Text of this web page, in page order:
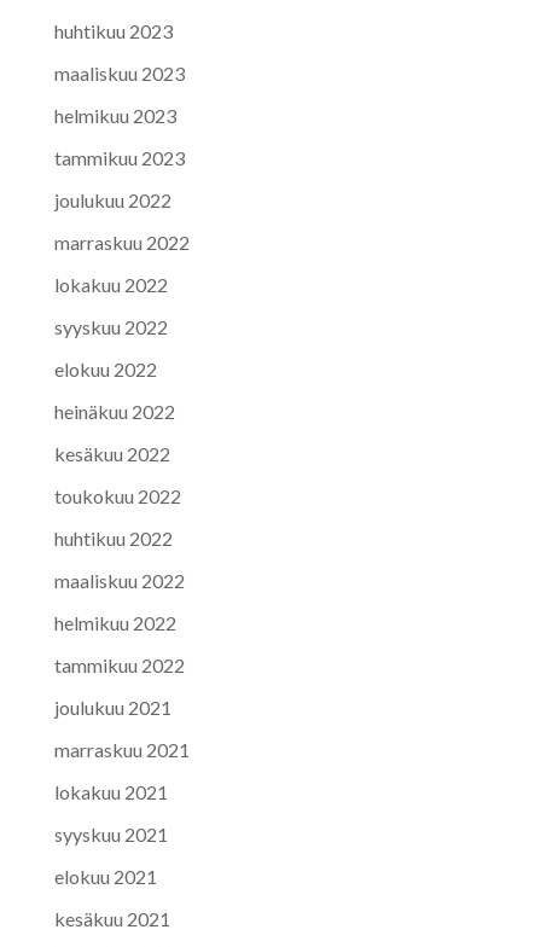
huhtikuu 2023
maaliskuu 2023
helmikuu 2023
tammikuu 2023
joulukuu 2022
marraskuu 2022
lokakuu 2022
syyskuu 2022
elokuu 2022
heinäkuu 2022
kesäkuu 2022
toukokuu 2022
huhtikuu 2022
maaliskuu 2022
helmikuu 2022
tammikuu 2022
joulukuu 2021
marraskuu 2021
lokakuu 2021
syyskuu 2021
elokuu 2021
kesäkuu 2021